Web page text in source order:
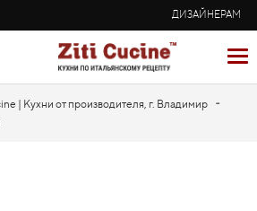
ДИЗАЙНЕРАМ
| Кухни от производителя, г. Владимир -